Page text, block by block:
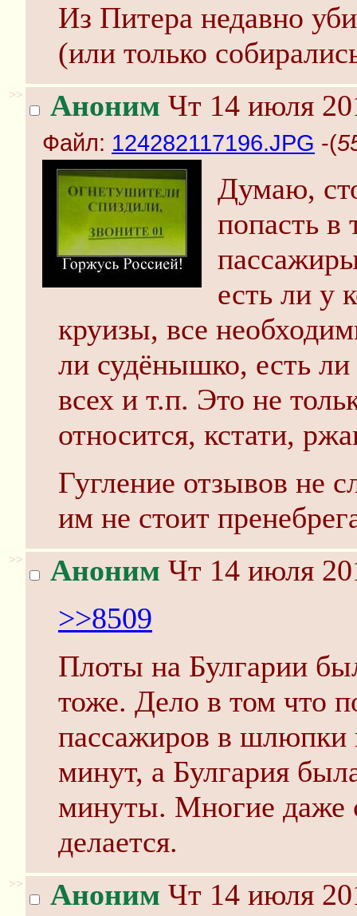
Из Питера недавно
(или только
>> Аноним Чт 14 июля
Файл: 124282117196.JPG -(
Думаю,
попасть в
есть ли у
круизы, все
ли судёнышко, есть
всех и т.п. Это не
относится, кстати,
Гугление отзывов не
им не стоит
>> Аноним Чт 14 июля
>>8509
Плоты на Булгарии
тоже. Дело в том что
пассажиров в шлюпки
минут, а Булгария
минуты. Многие даже
делается.
>> Аноним Чт 14 июля